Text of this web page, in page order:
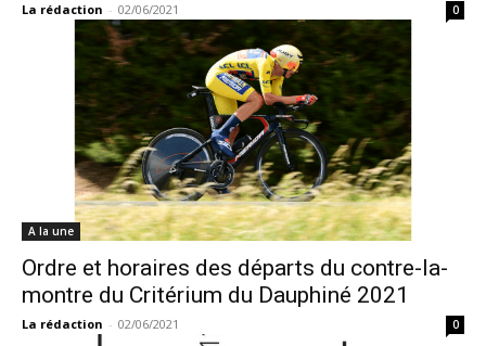
La rédaction - 02/06/2021 0
A la une
Ordre et horaires des départs du contre-la-
montre du Critérium du Dauphiné 2021
La rédaction - 02/06/2021 0